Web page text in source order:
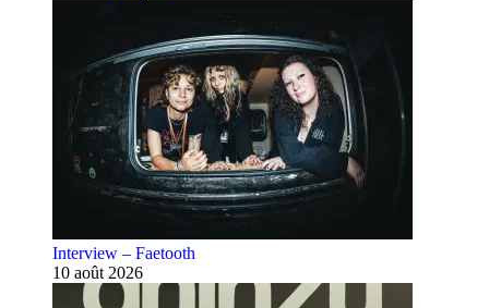
Interview – Faetooth
10 août 2026